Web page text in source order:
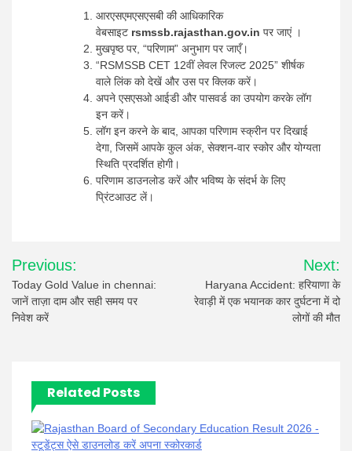
आरएसएमएसएसबी की आधिकारिक
वेबसाइट rsmssb.rajasthan.gov.in पर जाएं ।
मुखपृष्ठ पर, “परिणाम” अनुभाग पर जाएँ।
“RSMSSB CET 12वीं लेवल रिजल्ट 2025” शीर्षक
वाले लिंक को देखें और उस पर क्लिक करें।
अपने एसएसओ आईडी और पासवर्ड का उपयोग करके लॉग
इन करें।
लॉग इन करने के बाद, आपका परिणाम स्क्रीन पर दिखाई
देगा, जिसमें आपके कुल अंक, सेक्शन-वार स्कोर और योग्यता
स्थिति प्रदर्शित होगी।
परिणाम डाउनलोड करें और भविष्य के संदर्भ के लिए
प्रिंटआउट लें।
Post
navigation
Previous:
Today Gold Value in chennai:
जानें ताज़ा दाम और सही समय पर
निवेश करें
Next:
Haryana Accident: हरियाणा के
रेवाड़ी में एक भयानक कार दुर्घटना में दो
लोगों की मौत
Related Posts